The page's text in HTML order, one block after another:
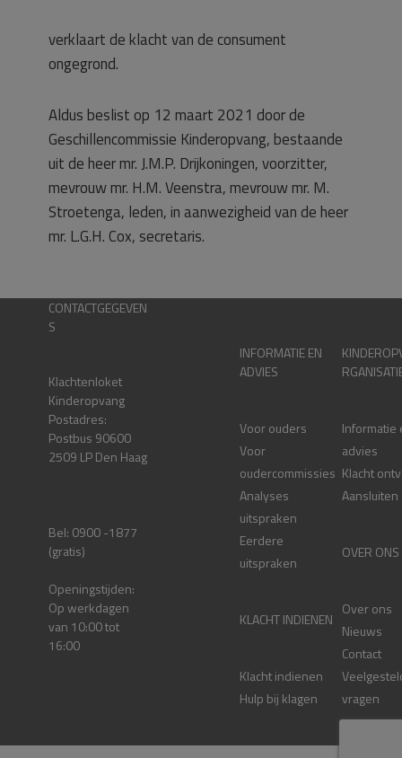
verklaart de klacht van de consument
ongegrond.
Aldus beslist op 12 maart 2021 door de
Geschillencommissie Kinderopvang, bestaande
uit de heer mr. J.M.P. Drijkoningen, voorzitter,
mevrouw mr. H.M. Veenstra, mevrouw mr. M.
Stroetenga, leden, in aanwezigheid van de heer
mr. L.G.H. Cox, secretaris.
CONTACTGEGEVEN
S
Klachtenloket
Kinderopvang
Postadres:
Postbus 90600
2509 LP Den Haag
Bel: 0900 -1877
(gratis)
Openingstijden:
Op werkdagen
van 10:00 tot
16:00
INFORMATIE EN
ADVIES
Voor ouders
Voor
oudercommissies
Analyses
uitspraken
Eerdere
uitspraken
KLACHT INDIENEN
Klacht indienen
Hulp bij klagen
Informatie
advies
Klacht
Aansluiten
OVER ONS
Over ons
Nieuws
Contact
vragen